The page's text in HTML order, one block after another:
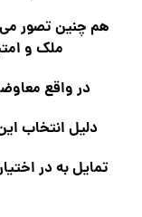
هم چنین تصور می
ملک و
در واقع
دلیل انتخاب
تمایل به در